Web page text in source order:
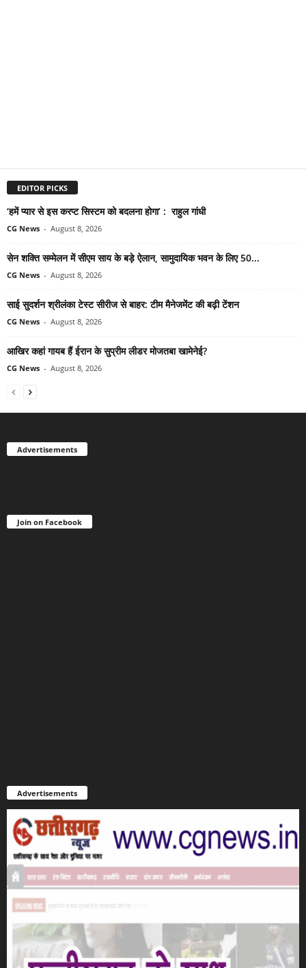
EDITOR PICKS
‘हमें प्यार से इस करप्ट सिस्टम को बदलना होगा’ : राहुल गांधी
CG News - August 8, 2026
सेन शक्ति सम्मेलन में सीएम साय के बड़े ऐलान, सामुदायिक भवन के लिए 50...
CG News - August 8, 2026
साई सुदर्शन श्रीलंका टेस्ट सीरीज से बाहर: टीम मैनेजमेंट की बढ़ी टेंशन
CG News - August 8, 2026
आखिर कहां गायब हैं ईरान के सुप्रीम लीडर मोजतबा खामेनेई?
CG News - August 8, 2026
Advertisements
Join on Facebook
Advertisements